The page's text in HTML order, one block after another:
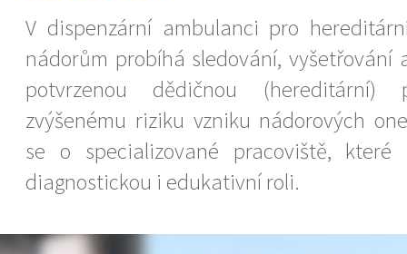
V dispenzární ambulanci pro
nádorům probíhá sledování, vyšetřování
potvrzenou dědičnou (hereditární)
zvýšenému riziku vzniku nádorových
se o specializované pracoviště, které
diagnostickou i edukativní roli.